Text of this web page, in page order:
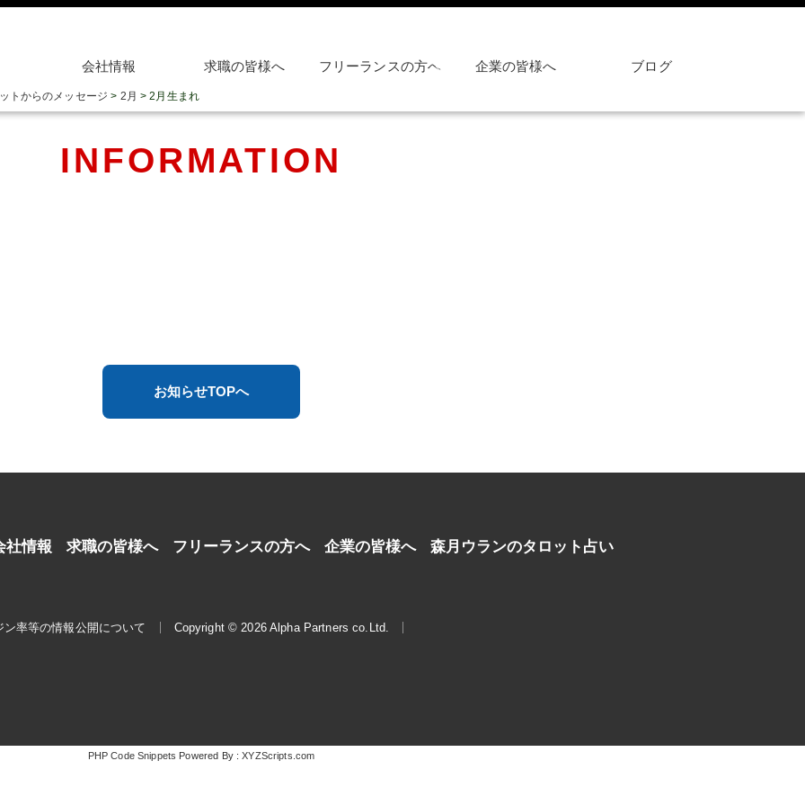
会社情報 求職の皆様へ フリーランスの方へ 企業の皆様へ ブログ
トからのメッセージ > 2月 >2月生まれ
INFORMATION
お知らせTOPへ
社情報 求職の皆様へ フリーランスの方へ 企業の皆様へ 森月ウランのタロット占い
ン率等の情報公開について Copyright © 2026 Alpha Partners co.Ltd.
PHP Code Snippets Powered By :XYZScripts.com